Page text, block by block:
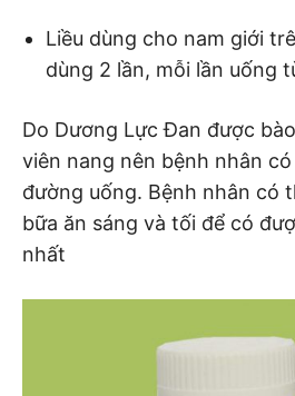
Liều dùng cho nam giới
dùng 2 lần, mỗi lần uống
Do Dương Lực Đan được
viên nang nên bệnh nhân
đường uống. Bệnh nhân có
bữa ăn sáng và tối để có
nhất